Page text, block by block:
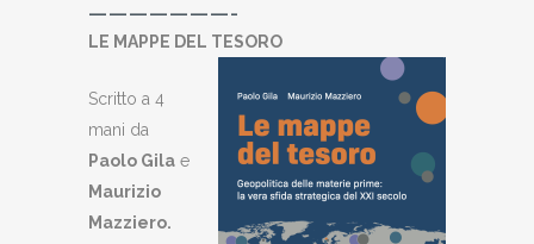
———————-
LE MAPPE DEL TESORO
Scritto a 4
mani da
Paolo Gila e
Maurizio
Mazziero.